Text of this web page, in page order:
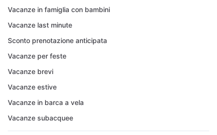
Vacanze in famiglia con bambini
Vacanze last minute
Sconto prenotazione anticipata
Vacanze per feste
Vacanze brevi
Vacanze estive
Vacanze in barca a vela
Vacanze subacquee